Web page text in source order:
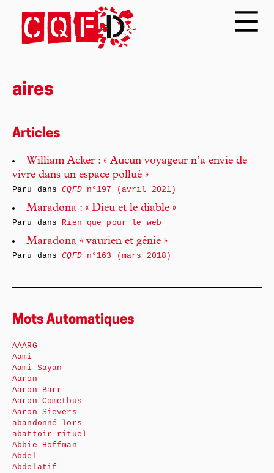
aires
Articles
William Acker : « Aucun voyageur n’a envie de
vivre dans un espace pollué »
Paru dansCQFDn°197 (avril 2021)
Maradona : « Dieu et le diable »
Paru dans Rien que pour le web
Maradona « vaurien et génie »
Paru dansCQFDn°163 (mars 2018)
Mots Automatiques
AAARG
Aami
Aami Sayan
Aaron
Aaron Barr
Aaron Cometbus
Aaron Sievers
abandonné lors
abattoir rituel
Abbie Hoffman
Abdel
Abdelatif